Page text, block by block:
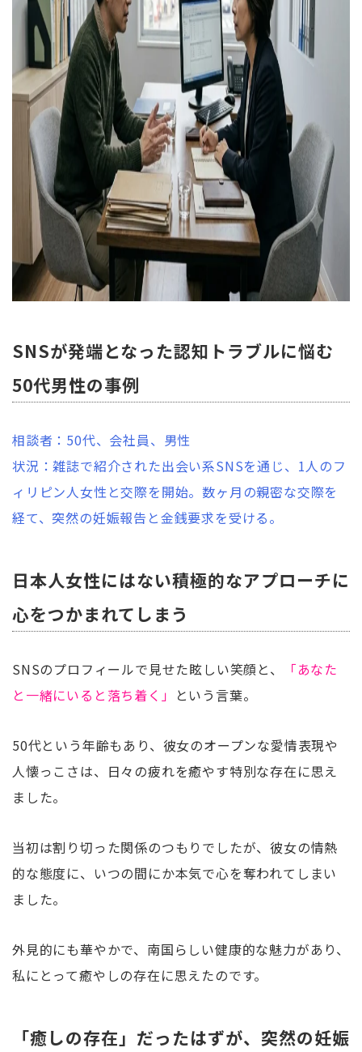
SNSが発端となった認知トラブルに悩む
50代男性の事例
相談者：50代、会社員、男性
状況：雑誌で紹介された出会い系SNSを通じ、1人のフ
ィリピン人女性と交際を開始。数ヶ月の親密な交際を
経て、突然の妊娠報告と金銭要求を受ける。
日本人女性にはない積極的なアプローチに
心をつかまれてしまう
SNSのプロフィールで見せた眩しい笑顔と、
「あなた
と一緒にいると落ち着く」 という言葉。
50代という年齢もあり、彼女のオープンな愛情表現や
人懐っこさは、日々の疲れを癒やす特別な存在に思え
ました。
当初は割り切った関係のつもりでしたが、彼女の情熱
的な態度に、いつの間にか本気で心を奪われてしまい
ました。
外見的にも華やかで、南国らしい健康的な魅力があり、
私にとって癒やしの存在に思えたのです。
「癒しの存在」だったはずが、突然の妊娠